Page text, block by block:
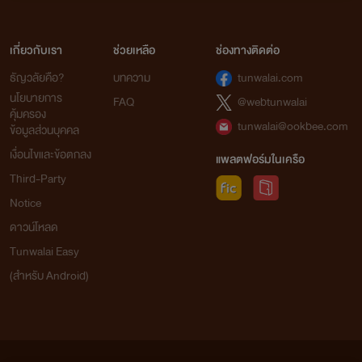
จากใจเก๋อเก๋อ
นิยายทุกเรื่องที่อยู่ในโปรเจกต์หอหมื่นอักษรเราเป็นนิยายที่
เก๋อเก๋อพยายามพิถีพิถันคัดเลือกมาอย่างเต็มความสามารถโดย
ผ่านการเรียบเรียงและกลั่นกรองด้วยความตั้งใจของเหล่านักแปล
เพื่อให้นายท่านได้รับความเพลิดเพลินอย่างถึงที่สุด
เก๋อเก๋อหวังเป็นอย่างยิ่งว่านิยายของเราจะเติมเต็มความ
ปรารถนาของนายท่านทุกๆ คนได้อย่างพึงพอใจ และเชื่อมั่นว่า
นายท่านจะสนับสนุนนิยายของเราอย่างถูกลิขสิทธิ์ เพื่อเป็นกำลัง
เกี่ยวกับเรา
ธัญวลัยคือ?
นโยบายการ
คุ้มครอง
ข้อมูลส่วนบุคคล
เงื่อนไขและข้อตกลง
Third-Party
Notice
ดาวน์โหลด
Tunwalai Easy
(สำหรับ Android)
ช่วยเหลือ
บทความ
FAQ
ช่องทางติดต่อ
tunwalai.com
@webtunwalai
tunwalai@ookbee.com
แพลตฟอร์มในเครือ